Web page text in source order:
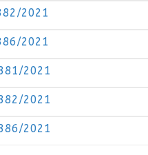
2021
2021
2021
2021
2021